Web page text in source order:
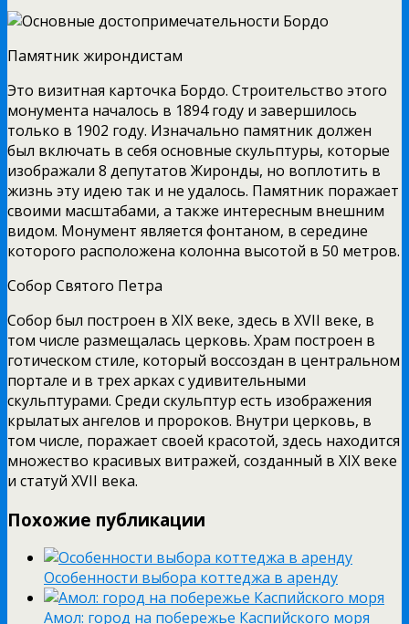
Памятник жирондистам
Это визитная карточка Бордо. Строительство этого
монумента началось в 1894 году и завершилось
только в 1902 году. Изначально памятник должен
был включать в себя основные скульптуры, которые
изображали 8 депутатов Жиронды, но воплотить в
жизнь эту идею так и не удалось. Памятник поражает
своими масштабами, а также интересным внешним
видом. Монумент является фонтаном, в середине
которого расположена колонна высотой в 50 метров.
Собор Святого Петра
Собор был построен в XIX веке, здесь в XVII веке, в
том числе размещалась церковь. Храм построен в
готическом стиле, который воссоздан в центральном
портале и в трех арках с удивительными
скульптурами. Среди скульптур есть изображения
крылатых ангелов и пророков. Внутри церковь, в
том числе, поражает своей красотой, здесь находится
множество красивых витражей, созданный в XIX веке
и статуй XVII века.
Похожие публикации
Особенности выбора коттеджа в аренду
Амол: город на побережье Каспийского моря